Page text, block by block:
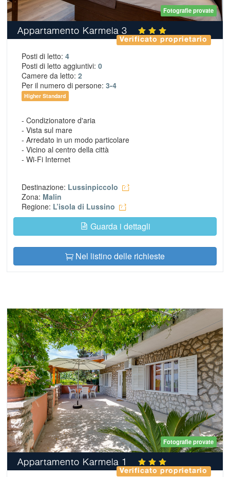
Fotografie provate
Appartamento Karmela 3
Verificato proprietario
Posti di letto: 4
Posti di letto aggiuntivi: 0
Camere da letto: 2
Per il numero di persone: 3-4
Higher Standard
- Condizionatore d'aria
- Vista sul mare
- Arredato in un modo particolare
- Vicino al centro della città
- Wi-Fi Internet
Destinazione: Lussinpiccolo
Zona: Malin
Regione: L’isola di Lussino
Guarda i dettagli
Nel listino delle richieste
Fotografie provate
Appartamento Karmela 1
Verificato proprietario